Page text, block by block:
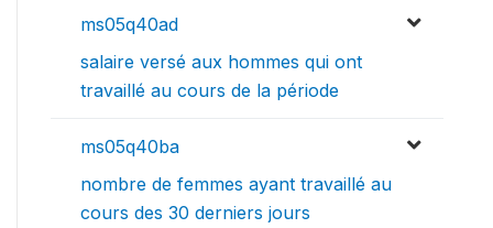
ms05q40ad
salaire versé aux hommes qui ont
travaillé au cours de la période
ms05q40ba
nombre de femmes ayant travaillé au
cours des 30 derniers jours